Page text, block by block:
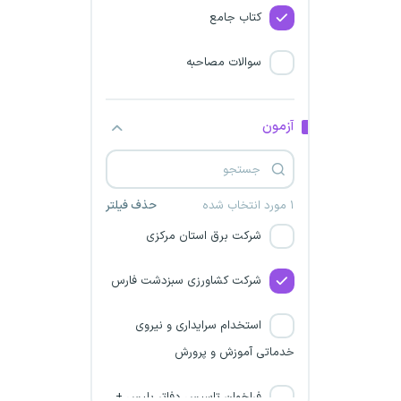
کتاب جامع
سوالات مصاحبه
آزمون
۱ مورد انتخاب شده حذف فیلتر
شرکت برق استان سیستان و
بلوچستان
شرکت قند تربت حیدریه
کارگزاران گمرکی
شرکت برق استان مرکزی
شرکت کشاورزی سبزدشت فارس
استخدام سرایداری و نیروی
خدماتی آموزش و پرورش
فراخوان تاسیس دفاتر پلیس +